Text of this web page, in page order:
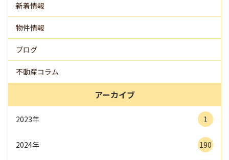
新着情報
物件情報
ブログ
不動産コラム
アーカイブ
2023年 1
2024年 190